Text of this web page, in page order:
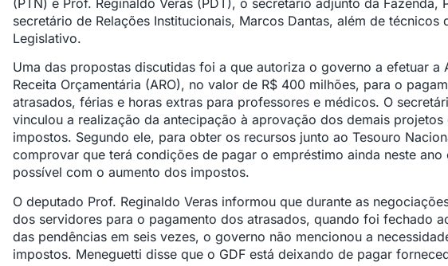
(PTN) e Prof. Reginaldo Veras (PDT), o secretário adjunto da Fazenda,
secretário de Relações Institucionais, Marcos Dantas, além de técnicos
Legislativo.
Uma das propostas discutidas foi a que autoriza o governo a efetuar a
Receita Orçamentária (ARO), no valor de R$ 400 milhões, para o
atrasados, férias e horas extras para professores e médicos. O
vinculou a realização da antecipação à aprovação dos demais projetos
impostos. Segundo ele, para obter os recursos junto ao Tesouro
comprovar que terá condições de pagar o empréstimo ainda neste ano
possível com o aumento dos impostos.
O deputado Prof. Reginaldo Veras informou que durante as
dos servidores para o pagamento dos atrasados, quando foi fechado
das pendências em seis vezes, o governo não mencionou a
impostos. Meneguetti disse que o GDF está deixando de pagar